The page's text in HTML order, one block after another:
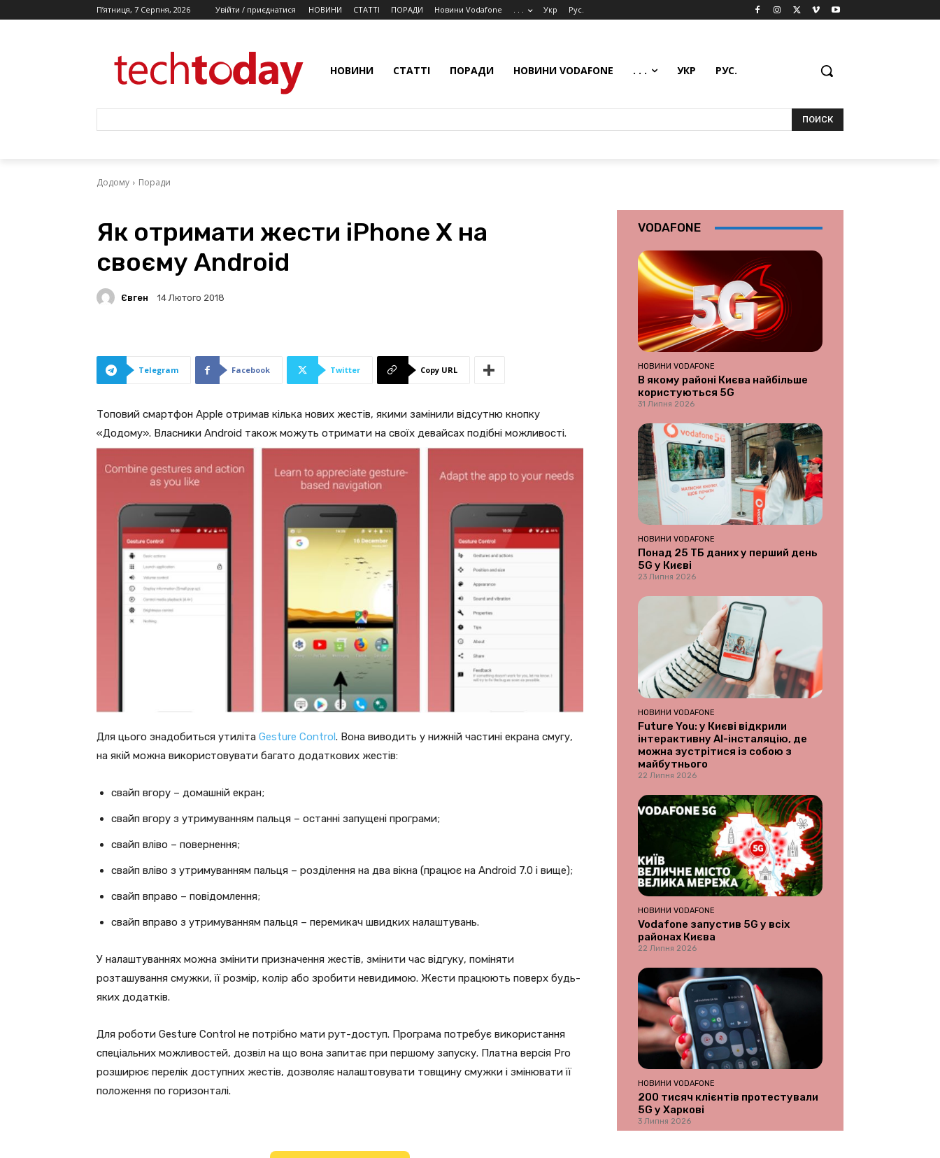
П’ятниця, 7 Серпня, 2026 Увійти / приєднатися НОВИНИ СТАТТІ ПОРАДИ Новини Vodafone . . . Укр Рус.
НОВИНИ СТАТТІ ПОРАДИ НОВИНИ VODAFONE . . . УКР РУС.
ПОИСК
Додому Поради
Як отримати жести iPhone X на
своєму Android
Євген 14 Лютого 2018
Telegram Facebook Twitter Copy URL
Топовий смартфон Apple отримав кілька нових жестів, якими замінили відсутню кнопку
«Додому». Власники Android також можуть отримати на своїх девайсах подібні можливості.
Для цього знадобиться утиліта Gesture Control. Вона виводить у нижній частині екрана смугу,
на якій можна використовувати багато додаткових жестів:
свайп вгору – домашній екран;
свайп вгору з утримуванням пальця – останні запущені програми;
свайп вліво – повернення;
свайп вліво з утримуванням пальця – розділення на два вікна (працює на Android 7.0 і вище);
свайп вправо – повідомлення;
свайп вправо з утримуванням пальця – перемикач швидких налаштувань.
У налаштуваннях можна змінити призначення жестів, змінити час відгуку, поміняти
розташування смужки, її розмір, колір або зробити невидимою. Жести працюють поверх будь-
яких додатків.
Для роботи Gesture Control не потрібно мати рут-доступ. Програма потребує використання
спеціальних можливостей, дозвіл на що вона запитає при першому запуску. Платна версія Pro
розширює перелік доступних жестів, дозволяє налаштовувати товщину смужки і змінювати її
положення по горизонталі.
VODAFONE
НОВИНИ VODAFONE
В якому районі Києва найбільше
користуються 5G
31 Липня 2026
НОВИНИ VODAFONE
Понад 25 ТБ даних у перший день
5G у Києві
23 Липня 2026
НОВИНИ VODAFONE
Future You: у Києві відкрили
інтерактивну AI-інсталяцію, де
можна зустрітися із собою з
майбутнього
22 Липня 2026
НОВИНИ VODAFONE
Vodafone запустив 5G у всіх
районах Києва
22 Липня 2026
НОВИНИ VODAFONE
200 тисяч клієнтів протестували
5G у Харкові
3 Липня 2026